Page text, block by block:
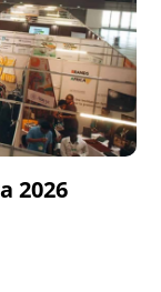
2026